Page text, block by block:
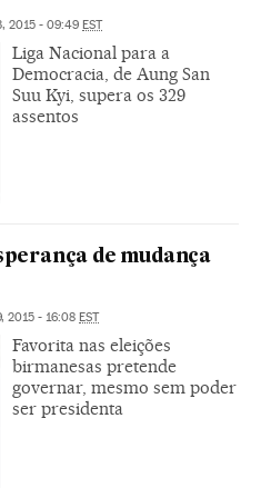
2015 - 09:49 EST
Liga Nacional para a
Democracia, de Aung San
Suu Kyi, supera os 329
assentos
de mudança
2015 - 16:08 EST
Favorita nas eleições
birmanesas pretende
governar, mesmo sem poder
ser presidenta